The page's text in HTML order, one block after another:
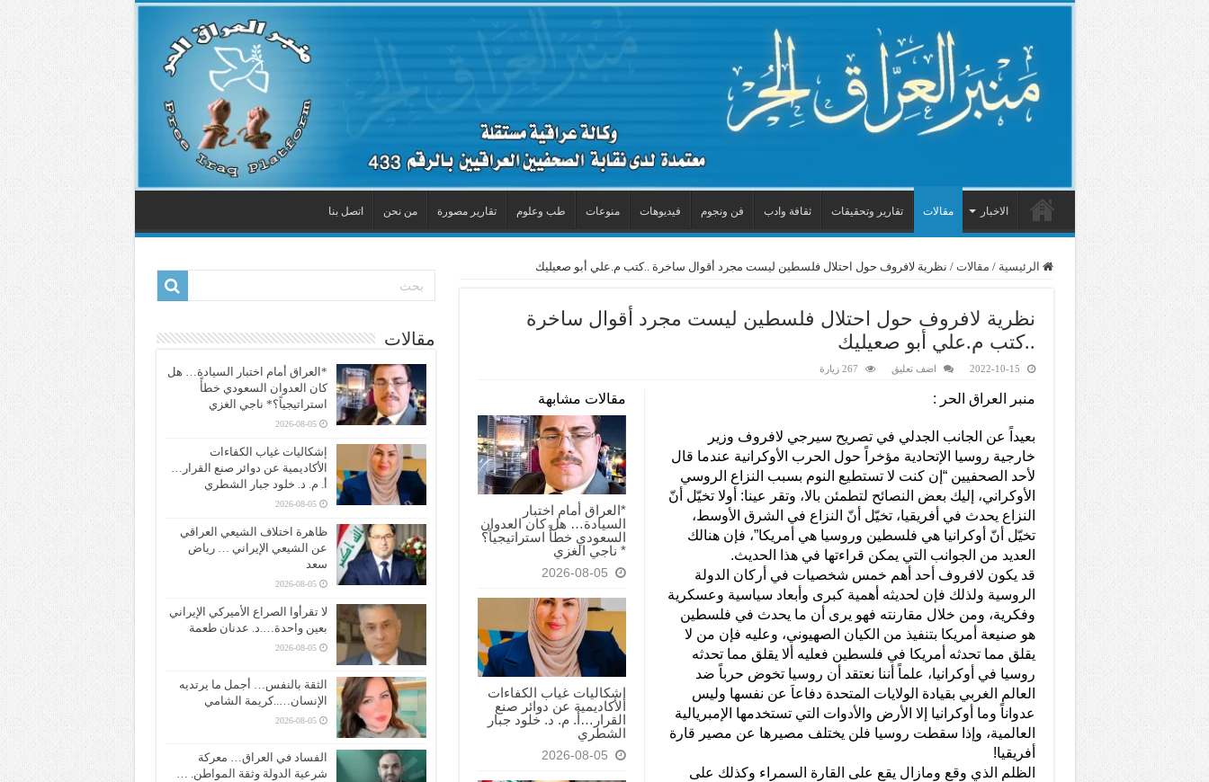
الاخبار مقالات تقارير وتحقيقات ثقافة وادب فن ونجوم فيديوهات منوعات طب وعلوم تقارير مصورة من نحن اتصل بنا
الرئيسية / مقالات / نظرية لافروف حول احتلال فلسطين ليست مجرد أقوال ساخرة ..كتب م.علي أبو صعيليك
نظرية لافروف حول احتلال فلسطين ليست مجرد أقوال ساخرة
..كتب م.علي أبو صعيليك
2022-10-15 اضف تعليق 267 زيارة
مقالات مشابهة
*العراق أمام اختبار
السيادة… هل كان العدوان
السعودي خطأً استراتيجياً؟
* ناجي الغزي
2026-08-05
إشكاليات غياب الكفاءات
الأكاديمية عن دوائر صنع
القرار…أ. م. د. خلود جبار
الشطري
2026-08-05
منبر العراق الحر :
بعيداً عن الجانب الجدلي في تصريح سيرجي لافروف وزير
خارجية روسيا الإتحادية مؤخراً حول الحرب الأوكرانية عندما قال
لأحد الصحفيين “إن كنت لا تستطيع النوم بسبب النزاع الروسي
الأوكراني، إليك بعض النصائح لتطمئن بالا، وتقر عينا: أولا تخيّل أنّ
النزاع يحدث في أفريقيا، تخيّل أنّ النزاع في الشرق الأوسط،
تخيّل أنّ أوكرانيا هي فلسطين وروسيا هي أمريكا”، فإن هنالك
العديد من الجوانب التي يمكن قراءتها في هذا الحديث.
قد يكون لافروف أحد أهم خمس شخصيات في أركان الدولة
الروسية ولذلك فإن لحديثه أهمية كبرى وأبعاد سياسية وعسكرية
وفكرية، ومن خلال مقارنته فهو يرى أن ما يحدث في فلسطين
هو صنيعة أمريكا بتنفيذ من الكيان الصهيوني، وعليه فإن من لا
يقلق مما تحدثه أمريكا في فلسطين فعليه ألا يقلق مما تحدثه
روسيا في أوكرانيا، علماً أننا نعتقد أن روسيا تخوض حرباً ضد
العالم الغربي بقيادة الولايات المتحدة دفاعاَ عن نفسها وليس
عدواناً وما أوكرانيا إلا الأرض والأدوات التي تستخدمها الإمبريالية
العالمية، وإذا سقطت روسيا فلن يختلف مصيرها عن مصير قارة
أفريقيا!
الظلم الذي وقع ومازال يقع على القارة السمراء وكذلك على
مقالات
*العراق أمام اختبار السيادة… هل
كان العدوان السعودي خطأً
استراتيجياً؟* ناجي الغزي
2026-08-05
إشكاليات غياب الكفاءات
الأكاديمية عن دوائر صنع القرار…
أ. م. د. خلود جبار الشطري
2026-08-05
ظاهرة اختلاف الشيعي العراقي
عن الشيعي الإيراني … رياض
سعد
2026-08-05
لا تقرأوا الصراع الأميركي الإيراني
بعين واحدة….د. عدنان طعمة
2026-08-05
الثقة بالنفس… أجمل ما يرتديه
الإنسان…..كريمة الشامي
2026-08-05
الفساد في العراق… معركة
شرعية الدولة وثقة المواطن. …